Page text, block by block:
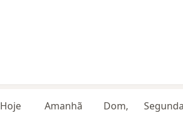
Hoje Amanhã Dom,